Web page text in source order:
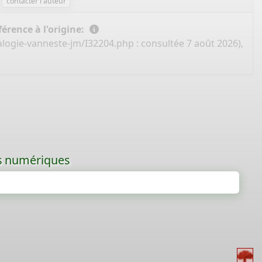
à l'origine:
vanneste-jm/I32204.php : consultée 7 août 2026),
numériques